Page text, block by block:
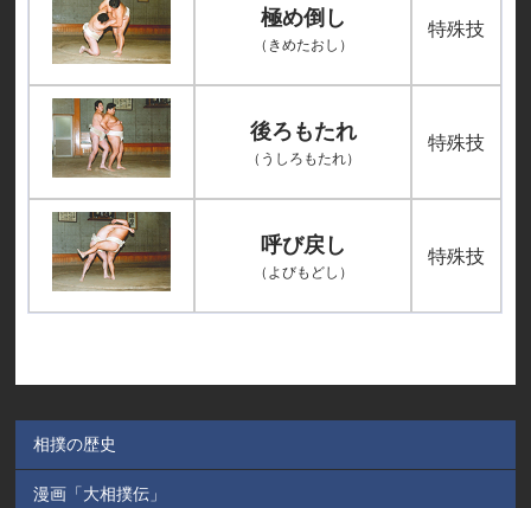
極め倒し
（きめたおし）
特殊技
後ろもたれ
（うしろもたれ）
特殊技
呼び戻し
（よびもどし）
特殊技
相撲の歴史
漫画「大相撲伝」